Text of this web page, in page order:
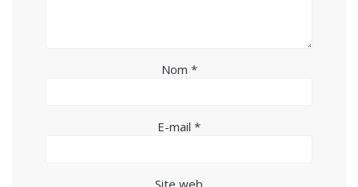
Nom *
E-mail *
Site web